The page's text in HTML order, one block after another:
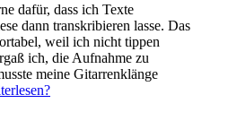
dafür, dass ich Texte
dann transkribieren lasse. Das
weil ich nicht tippen
ich, die Aufnahme zu
meine Gitarrenklänge